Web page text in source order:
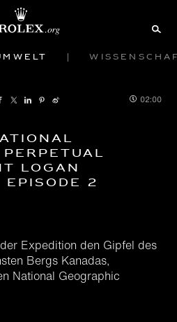
02:00
Perpetual
Logan
2
Expedition den Gipfel des
Bergs Kanadas,
National Geographic